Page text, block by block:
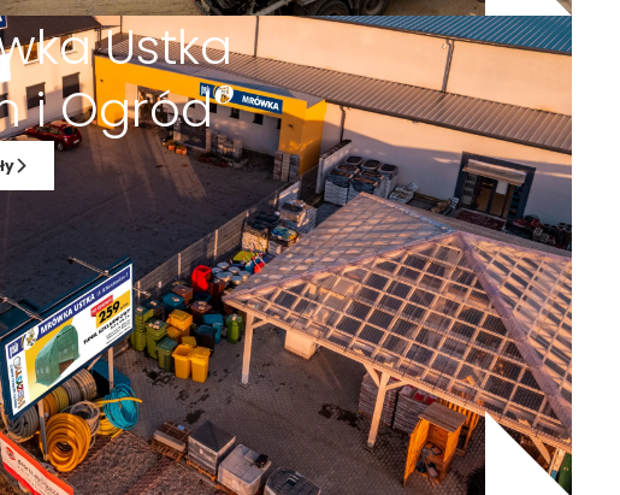
Ustka
i Ogród